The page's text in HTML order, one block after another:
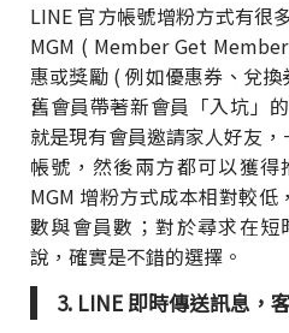
LINE 官方帳號增粉方式有很
MGM ( Member Get
惠或獎勵 ( 例如優惠券、兌
舊會員帶著新會員「入坑」
就是現有會員邀請家人好友
帳號，然後兩方都可以獲
MGM 增粉方式成本相對較
數與會員數；對於尋求在
說，確實是不錯的選擇。
3. LINE 即時傳送訊息，